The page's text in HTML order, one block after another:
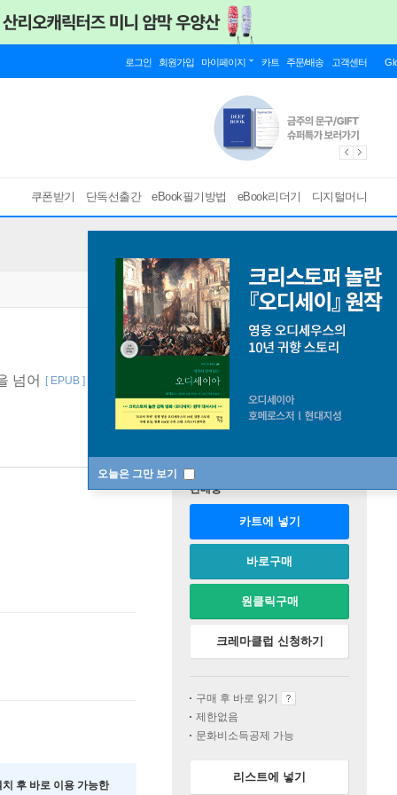
로그인 회원가입 마이페이지 카트 주문/배송 고객센터
쿠폰받기 단독선출간 eBook필기방법 eBook리더기 디지털머니
오늘은 그만 보기
넘어 [ EPUB ]
후 바로 이용 가능한
판매중
카트에 넣기
바로구매
원클릭구매
크레마클럽 신청하기
구매 후 바로 읽기
제한없음
문화비소득공제 가능
리스트에 넣기